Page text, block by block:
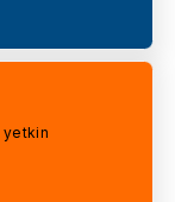
yetkin